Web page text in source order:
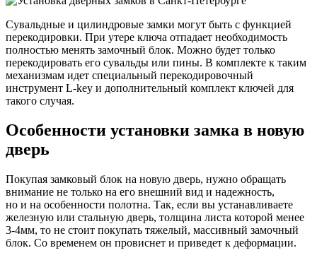
Сувальдные и цилиндровые замки могут быть с функцией
перекодировки. При утере ключа отпадает необходимость
полностью менять замочный блок. Можно будет только
перекодировать его сувальды или пины. В комплекте к таким
механизмам идет специальный перекодировочный
инструмент L-key и дополнительный комплект ключей для
такого случая.
Особенности установки замка в новую
дверь
Покупая замковый блок на новую дверь, нужно обращать
внимание не только на его внешний вид и надежность,
но и на особенности полотна. Так, если вы устанавливаете
железную или стальную дверь, толщина листа которой менее
3-4мм, то не стоит покупать тяжелый, массивный замочный
блок. Со временем он провиснет и приведет к деформации.